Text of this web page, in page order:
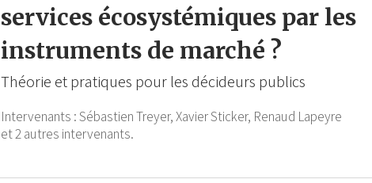
services écosystémiques par les
instruments de marché ?
Théorie et pratiques pour les décideurs publics
Intervenants :Sébastien Treyer,Xavier Sticker, Renaud Lapeyre
et 2 autres intervenants.